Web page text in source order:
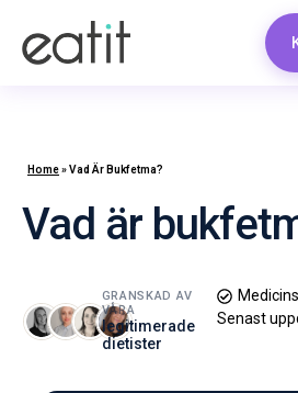
Home»Vad Är Bukfetma?
Vad är
GRANSKAD AV
VÅRA
legitimerade
dietister
Senast